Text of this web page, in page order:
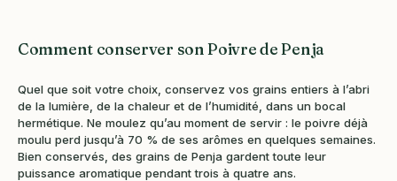
Comment conserver son Poivre de Penja
Quel que soit votre choix, conservez vos grains entiers à l’abri
de la lumière, de la chaleur et de l’humidité, dans un bocal
hermétique. Ne moulez qu’au moment de servir : le poivre déjà
moulu perd jusqu’à 70 % de ses arômes en quelques semaines.
Bien conservés, des grains de Penja gardent toute leur
puissance aromatique pendant trois à quatre ans.